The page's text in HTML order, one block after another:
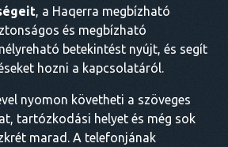
, a Haqerra megbízható
és megbízható
betekintést nyújt, és segít
hozni a kapcsolatáról.
nyomon követheti a szöveges
tartózkodási helyet és még sok
marad. A telefonjának